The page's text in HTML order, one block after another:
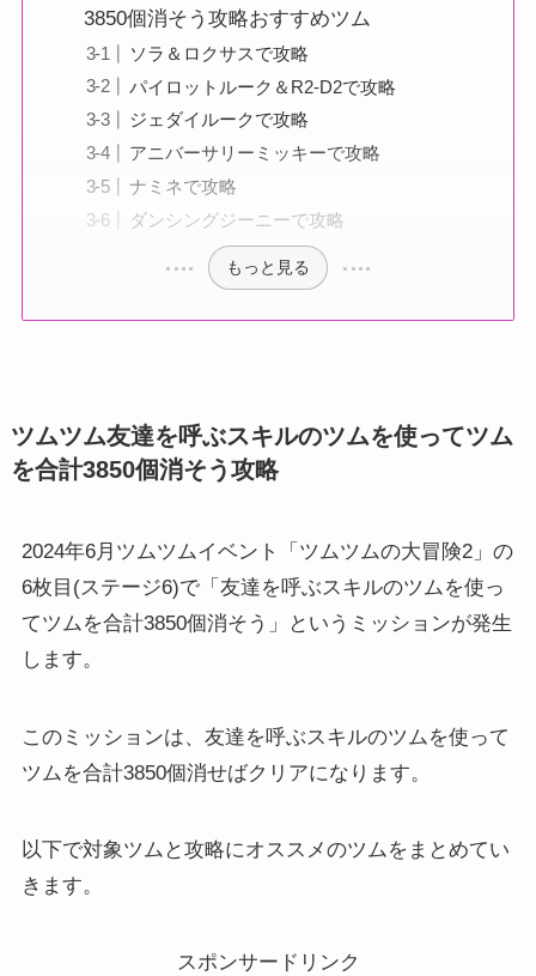
3850個消そう攻略おすすめツム
ソラ＆ロクサスで攻略
パイロットルーク＆R2-D2で攻略
ジェダイルークで攻略
アニバーサリーミッキーで攻略
ナミネで攻略
ダンシングジーニーで攻略
もっと見る
ツムツム友達を呼ぶスキルのツムを使ってツム
を合計3850個消そう攻略
2024年6月ツムツムイベント「ツムツムの大冒険2」の
6枚目(ステージ6)で「友達を呼ぶスキルのツムを使っ
てツムを合計3850個消そう」というミッションが発生
します。
このミッションは、友達を呼ぶスキルのツムを使って
ツムを合計3850個消せばクリアになります。
以下で対象ツムと攻略にオススメのツムをまとめてい
きます。
スポンサードリンク